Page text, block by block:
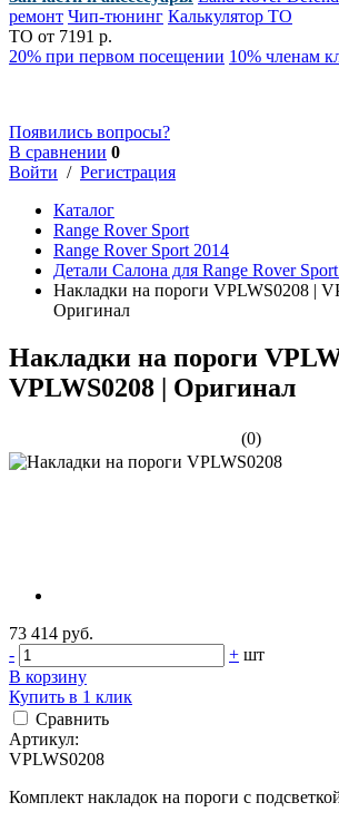
ремонт Чип-тюнинг Калькулятор ТО
ТО от 7191 р.
20% при первом посещении 10% членам
Появились вопросы?
В сравнении 0
Войти / Регистрация
Каталог
Range Rover Sport
Range Rover Sport 2014
Детали Салона для Range Rover
Накладки на пороги VPLWS0208 |
Оригинал
Накладки на пороги
VPLWS0208 | Оригинал
(0)
73 414 руб.
-
+ шт
В корзину
Купить в 1 клик
Сравнить
Артикул:
VPLWS0208
Комплект накладок на пороги с